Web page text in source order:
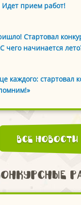
Идет прием работ!
Стартовал
чего начинается
каждого: стартовал
Все новости